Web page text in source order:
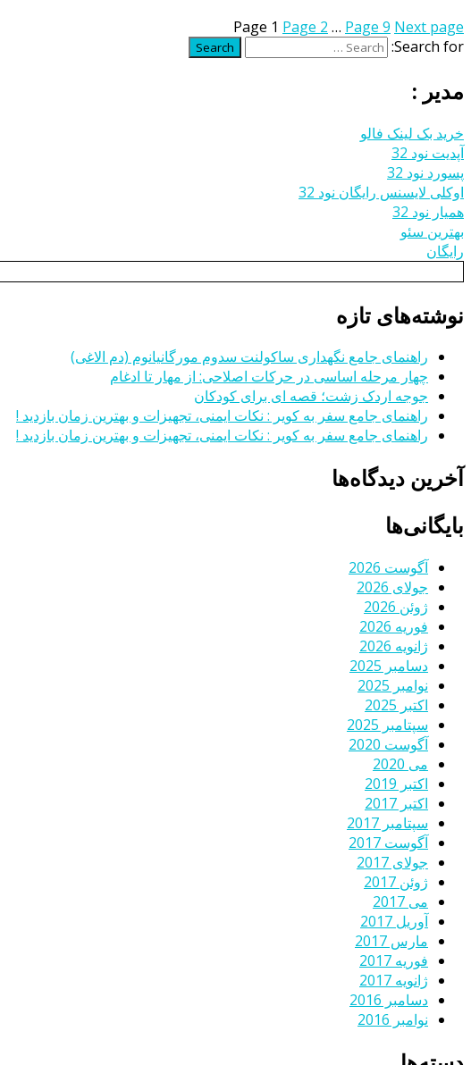
Page 1 Page 2 … Page 9 Next page
Search for:
Search
مدیر :
خرید بک لینک فالو
آپدیت نود 32
پسورد نود 32
اوکلی لایسنس رایگان نود 32
همیار نود 32
بهترین سئو
رایگان
نوشته‌های تازه
راهنمای جامع نگهداری ساکولنت سدوم مورگانیانوم (دم الاغی)
چهار مرحله اساسی در حرکات اصلاحی: از مهار تا ادغام
جوجه اردک زشت؛ قصه ای برای کودکان
راهنمای جامع سفر به کویر : نکات ایمنی، تجهیزات و بهترین زمان بازدید !
راهنمای جامع سفر به کویر : نکات ایمنی، تجهیزات و بهترین زمان بازدید !
آخرین دیدگاه‌ها
بایگانی‌ها
آگوست 2026
جولای 2026
ژوئن 2026
فوریه 2026
ژانویه 2026
دسامبر 2025
نوامبر 2025
اکتبر 2025
سپتامبر 2025
آگوست 2020
می 2020
اکتبر 2019
اکتبر 2017
سپتامبر 2017
آگوست 2017
جولای 2017
ژوئن 2017
می 2017
آوریل 2017
مارس 2017
فوریه 2017
ژانویه 2017
دسامبر 2016
نوامبر 2016